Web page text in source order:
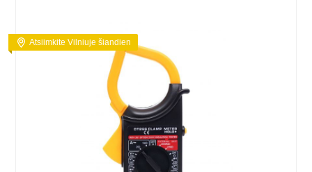
Atsiimkite Vilniuje šiandien